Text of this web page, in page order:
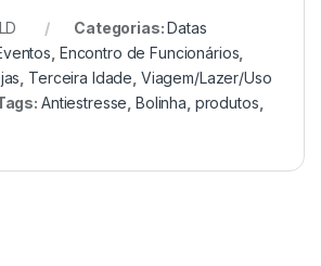
Categorias:Datas
Encontro de Funcionários
Terceira Idade Viagem/Lazer/Uso
Antiestresse Bolinha produtos